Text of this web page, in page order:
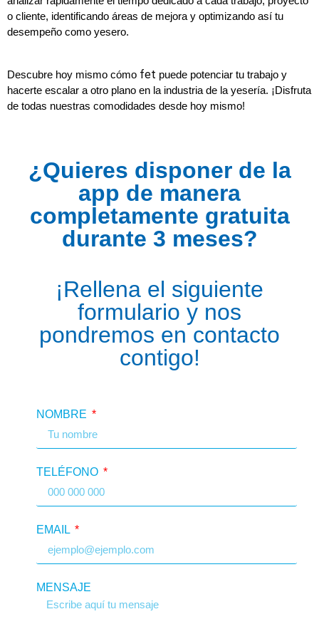
o cliente, identificando áreas de mejora y optimizando así tu
desempeño como yesero.
Descubre hoy mismo cómo fet puede potenciar tu trabajo y
hacerte escalar a otro plano en la industria de la yesería. ¡Disfruta
de todas nuestras comodidades desde hoy mismo!
¿Quieres disponer de la
app de manera
completamente gratuita
durante 3 meses?
¡Rellena el siguiente
formulario y nos
pondremos en contacto
contigo!
NOMBRE
TELÉFONO
EMAIL
MENSAJE